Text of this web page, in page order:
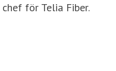
för Telia Fiber.